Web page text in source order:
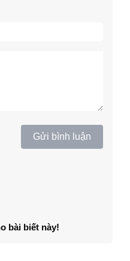
Gửi bình luận
bài biết này!